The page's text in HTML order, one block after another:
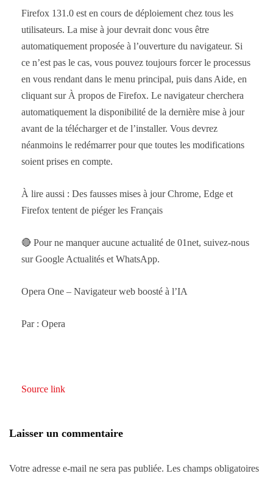
Firefox 131.0 est en cours de déploiement chez tous les
utilisateurs. La mise à jour devrait donc vous être
automatiquement proposée à l’ouverture du navigateur. Si
ce n’est pas le cas, vous pouvez toujours forcer le processus
en vous rendant dans le menu principal, puis dans Aide, en
cliquant sur À propos de Firefox. Le navigateur cherchera
automatiquement la disponibilité de la dernière mise à jour
avant de la télécharger et de l’installer. Vous devrez
néanmoins le redémarrer pour que toutes les modifications
soient prises en compte.
À lire aussi : Des fausses mises à jour Chrome, Edge et
Firefox tentent de piéger les Français
🔴 Pour ne manquer aucune actualité de 01net, suivez-nous
sur Google Actualités et WhatsApp.
Opera One – Navigateur web boosté à l’IA
Par : Opera
Source link
Laisser un commentaire
Votre adresse e-mail ne sera pas publiée. Les champs obligatoires